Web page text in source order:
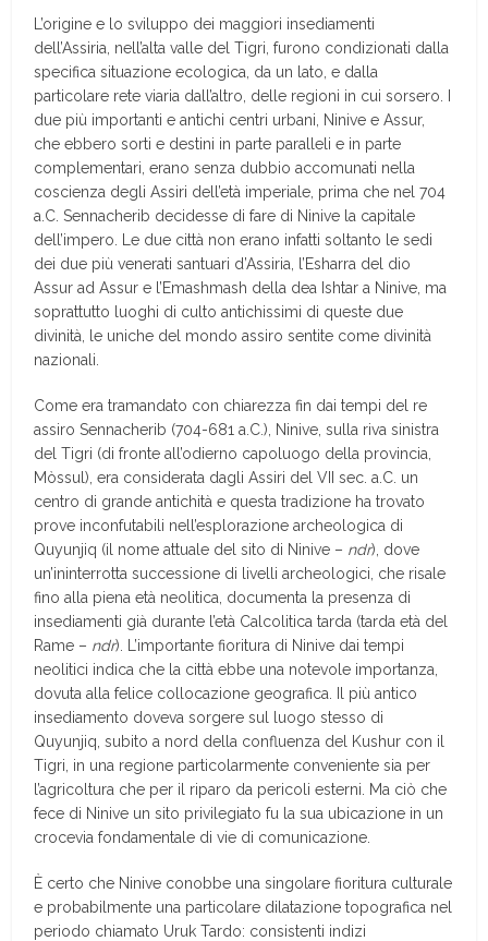
L’origine e lo sviluppo dei maggiori insediamenti
dell’Assiria, nell’alta valle del Tigri, furono condizionati dalla
specifica situazione ecologica, da un lato, e dalla
particolare rete viaria dall’altro, delle regioni in cui sorsero. I
due più importanti e antichi centri urbani, Ninive e Assur,
che ebbero sorti e destini in parte paralleli e in parte
complementari, erano senza dubbio accomunati nella
coscienza degli Assiri dell’età imperiale, prima che nel 704
a.C. Sennacherib decidesse di fare di Ninive la capitale
dell’impero. Le due città non erano infatti soltanto le sedi
dei due più venerati santuari d’Assiria, l’Esharra del dio
Assur ad Assur e l’Emashmash della dea Ishtar a Ninive, ma
soprattutto luoghi di culto antichissimi di queste due
divinità, le uniche del mondo assiro sentite come divinità
nazionali.
Come era tramandato con chiarezza fin dai tempi del re
assiro Sennacherib (704-681 a.C.), Ninive, sulla riva sinistra
del Tigri (di fronte all’odierno capoluogo della provincia,
Mòssul), era considerata dagli Assiri del VII sec. a.C. un
centro di grande antichità e questa tradizione ha trovato
prove inconfutabili nell’esplorazione archeologica di
Quyunjiq (il nome attuale del sito di Ninive – ndr), dove
un’ininterrotta successione di livelli archeologici, che risale
fino alla piena età neolitica, documenta la presenza di
insediamenti già durante l’età Calcolitica tarda (tarda età del
Rame – ndr). L’importante fioritura di Ninive dai tempi
neolitici indica che la città ebbe una notevole importanza,
dovuta alla felice collocazione geografica. Il più antico
insediamento doveva sorgere sul luogo stesso di
Quyunjiq, subito a nord della confluenza del Kushur con il
Tigri, in una regione particolarmente conveniente sia per
l’agricoltura che per il riparo da pericoli esterni. Ma ciò che
fece di Ninive un sito privilegiato fu la sua ubicazione in un
crocevia fondamentale di vie di comunicazione.
È certo che Ninive conobbe una singolare fioritura culturale
e probabilmente una particolare dilatazione topografica nel
periodo chiamato Uruk Tardo: consistenti indizi